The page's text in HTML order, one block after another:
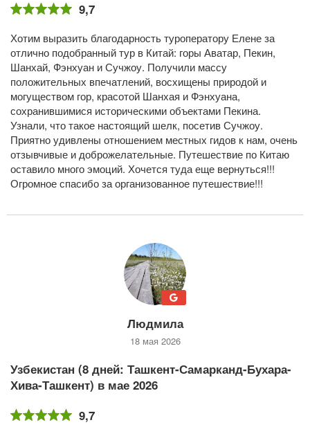
9,7
Хотим выразить благодарность туроператору Елене за
отлично подобранный тур в Китай: горы Аватар, Пекин,
Шанхай, Фэнхуан и Сучжоу. Получили массу
положительных впечатлений, восхищены природой и
могуществом гор, красотой Шанхая и Фэнхуана,
сохранившимися историческими объектами Пекина.
Узнали, что такое настоящий шелк, посетив Сучжоу.
Приятно удивлены отношением местных гидов к нам, очень
отзывчивые и доброжелательные. Путешествие по Китаю
оставило много эмоций. Хочется туда еще вернуться!!!
Огромное спасибо за организованное путешествие!!!
Людмила
18 мая 2026
Узбекистан (8 дней: Ташкент-Самарканд-Бухара-
Хива-Ташкент) в мае 2026
9,7